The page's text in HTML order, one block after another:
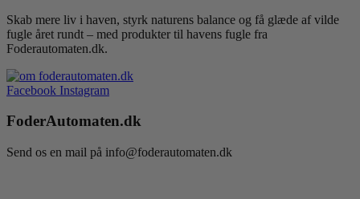
Skab mere liv i haven, styrk naturens balance og få glæde af vilde
fugle året rundt – med produkter til havens fugle fra
Foderautomaten.dk.
Facebook Instagram
FoderAutomaten.dk
Send os en mail på info@foderautomaten.dk